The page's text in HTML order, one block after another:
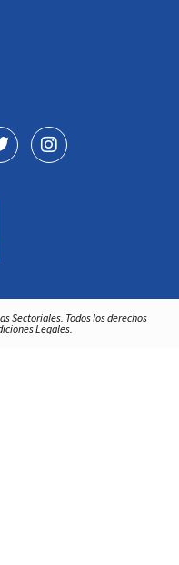
Sectoriales. Todos los derechos
Legales.